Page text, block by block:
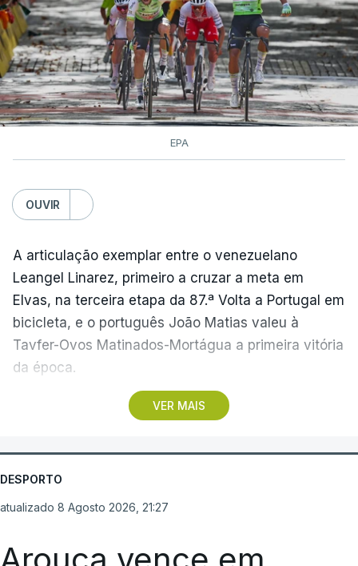
EPA
OUVIR
VER MAIS
A articulação exemplar entre o venezuelano
Leangel Linarez, primeiro a cruzar a meta em
Elvas, na terceira etapa da 87.ª Volta a Portugal em
bicicleta, e o português João Matias valeu à
Tavfer-Ovos Matinados-Mortágua a primeira vitória
da época.
Discreta nas chegadas ao Palácio Nacional de
feira, a equipa dirigida por Gustavo Veloso
apresentou a sua melhor versão nos derradeiros
metros da tirada mais longa da corrida, marcados
camisola amarela, Rui Oliveira (UAE Emirates), no
DESPORTO
atualizado 8 Agosto 2026, 21:27